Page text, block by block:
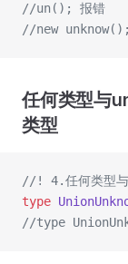
//un(); 报错
//new
任何类型与
类型
//! 4.任何类型与
type
//type